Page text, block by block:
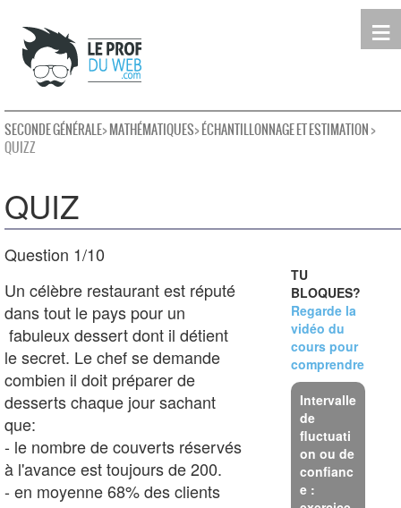
≡
leProfDuWeb
Seconde
Première
Terminale
Rechercher
SECONDE GÉNÉRALE>MATHÉMATIQUES>ÉCHANTILLONNAGE ET ESTIMATION>
QUIZZ
QUIZ
Question 1/10
Un célèbre restaurant est réputé
dans tout le pays pour un
fabuleux dessert dont il détient
le secret. Le chef se demande
combien il doit préparer de
desserts chaque jour sachant
que:
- le nombre de couverts réservés
à l'avance est toujours de 200.
- en moyenne 68% des clients
TU
BLOQUES?
Regarde la
vidéo du
cours pour
comprendre
Intervalle
de
fluctuati
on ou de
confianc
e :